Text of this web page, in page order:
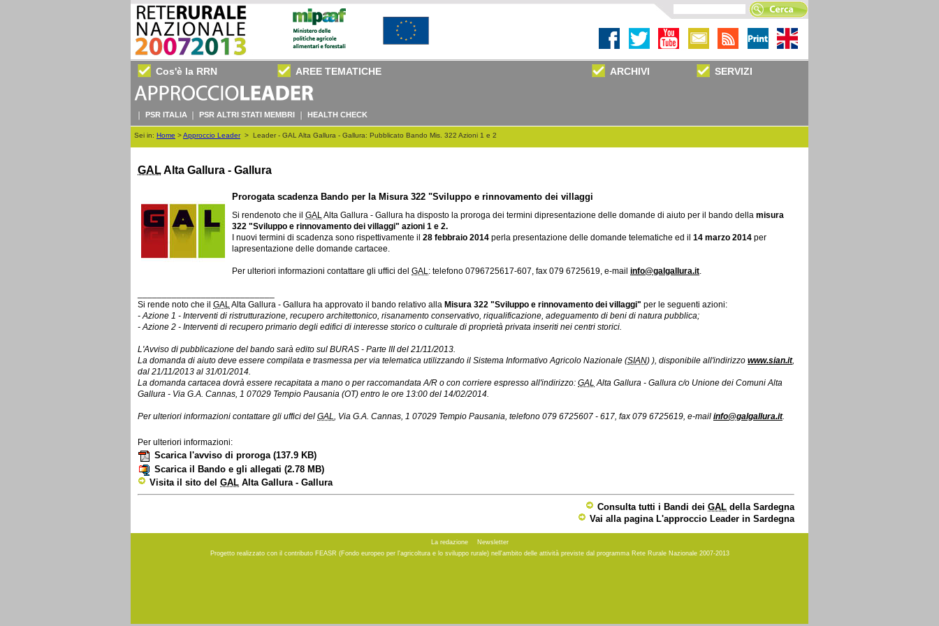
Cos'è la RRN AREE TEMATICHE ARCHIVI SERVIZI
PSR ITALIA PSR ALTRI STATI MEMBRI HEALTH CHECK
Sei in: Home >Approccio Leader> Leader - GAL Alta Gallura - Gallura: Pubblicato Bando Mis. 322 Azioni 1 e 2
GALAlta Gallura - Gallura
Prorogata scadenza Bando per la Misura 322 "Sviluppo e rinnovamento dei villaggi
Si rendenoto che il GALAlta Gallura - Gallura ha disposto la proroga dei termini dipresentazione delle domande di aiuto per il bando della misura
322 "Sviluppo e rinnovamento dei villaggi" azioni 1 e 2.
I nuovi termini di scadenza sono rispettivamente il 28 febbraio 2014 perla presentazione delle domande telematiche ed il 14 marzo 2014 per
lapresentazione delle domande cartacee.
Per ulteriori informazioni contattare gli uffici del GAL: telefono 0796725617-607, fax 079 6725619, e-mail info@galgallura.it.
Si rende noto che il GALAlta Gallura - Gallura ha approvato il bando relativo alla Misura 322 "Sviluppo e rinnovamento dei villaggi" per le seguenti azioni:
- Azione 1 - Interventi di ristrutturazione, recupero architettonico, risanamento conservativo, riqualificazione, adeguamento di beni di natura pubblica;
- Azione 2 - Interventi di recupero primario degli edifici di interesse storico o culturale di proprietà privata inseriti nei centri storici.
L'Avviso di pubblicazione del bando sarà edito sul BURAS - Parte III del 21/11/2013.
La domanda di aiuto deve essere compilata e trasmessa per via telematica utilizzando il Sistema Informativo Agricolo Nazionale (SIAN) ), disponibile all'indirizzo www.sian.it,
dal 21/11/2013 al 31/01/2014.
La domanda cartacea dovrà essere recapitata a mano o per raccomandata A/R o con corriere espresso all'indirizzo: GAL Alta Gallura - Gallura c/o Unione dei Comuni Alta
Gallura - Via G.A. Cannas, 1 07029 Tempio Pausania (OT) entro le ore 13:00 del 14/02/2014.
Per ulteriori informazioni contattare gli uffici del GAL, Via G.A. Cannas, 1 07029 Tempio Pausania, telefono 079 6725607 - 617, fax 079 6725619, e-mail info@galgallura.it.
Per ulteriori informazioni:
Scarica l'avviso di proroga(137.9 KB)
Scarica il Bando e gli allegati (2.78 MB)
Visita il sito del GAL Alta Gallura - Gallura
Consulta tutti i Bandi dei GAL della Sardegna
Vai alla pagina L'approccio Leader in Sardegna
La redazione
Newsletter
Progetto realizzato con il contributo FEASR (Fondo europeo per l'agricoltura e lo sviluppo rurale) nell'ambito delle attività previste dal programma Rete Rurale Nazionale 2007-2013